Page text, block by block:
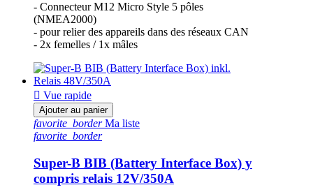
- Connecteur M12 Micro Style 5 pôles
(NMEA2000)
- pour relier des appareils dans des réseaux CAN
- 2x femelles / 1x mâles
 Vue rapide
Ajouter au panier
favorite_borderMa liste
favorite_border
Super-B BIB (Battery Interface Box) y
compris relais 12V/350A